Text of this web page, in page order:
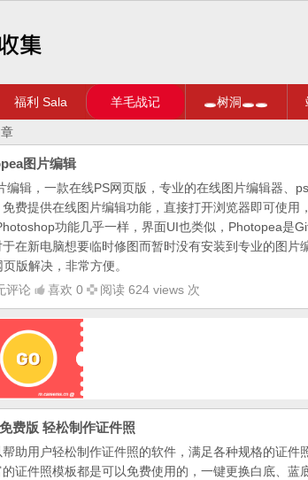
福利 Sala 羊毛战记 🕳树洞🕳🕳
图片编辑
编辑，一款在线PS网页版，专业的在线图片编辑器、
费提供在线图片编辑功能，直接打开浏览器即可使用
功能几乎一样，界面UI也类似，Photopea是
于在新电脑想要临时修图而暂时没有安装到专业的图片
版解决，非常方便。
评论 喜欢 0 阅读 624 views 次
费版 轻松制作证件照
助用户轻松制作证件照的软件，满足各种规格的证件
证件照模板都是可以免费使用的，一键更换白底、蓝